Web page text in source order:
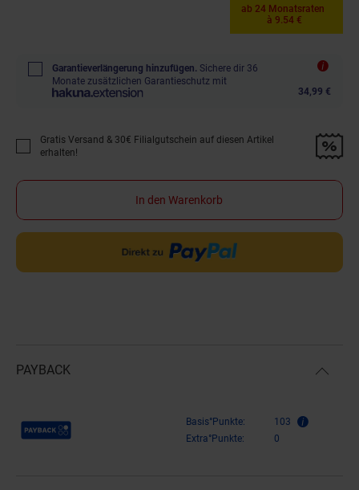
ab 24 Monatsraten
à 9.54 €
Garantieverlängerung hinzufügen. Sichere dir 36
Monate zusätzlichen Garantieschutz mit
34,99 €
Promotion "Gratis Versand &amp; 30€ Filialgutschein auf diesen Artikel
Gratis Versand & 30€ Filialgutschein auf diesen Artikel
erhalten!
In den Warenkorb
PAYBACK
Payback Punkte Basis°Punkte:
103
Extra°Punkte:
0